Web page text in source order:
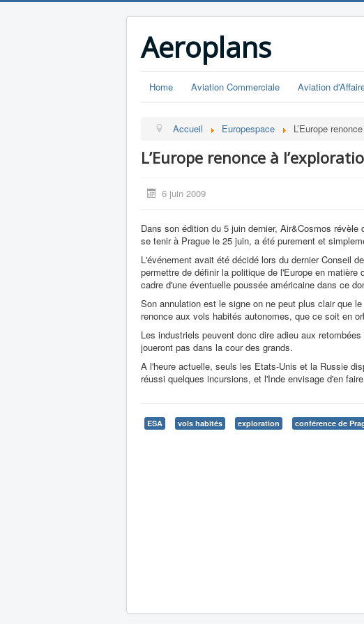
Aeroplans
Home Aviation Commerciale Aviation
Accueil Europespace L’Europe
L’Europe renonce à
6 juin 2009
Dans son édition du 5 juin dernier, Air&Cosmos
se tenir à Prague le 25 juin, a été purement et
L'événement avait été décidé lors du dernier Conseil
permettre de définir la politique de l'Europe en
cadre d'une éventuelle poussée américaine dans ce
Son annulation est le signe on ne peut plus clair que
renonce aux vols habités autonomes, que ce soit en
Les industriels peuvent donc dire adieu aux
joueront pas dans la cour des grands.
A l'heure actuelle, seuls les Etats-Unis et la Russie
réussi quelques incursions, et l'Inde envisage d'en
ESA vols habités exploration conférence de